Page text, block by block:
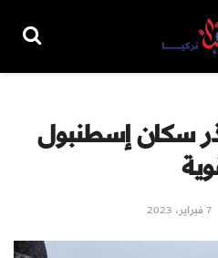
سكان إسطنبول
7 فبراير، 2023